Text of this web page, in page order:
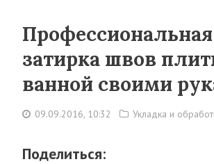
Профессиональная
затирка швов
ванной своими
09.09.2016, 10:32 Укладка и
Поделиться: